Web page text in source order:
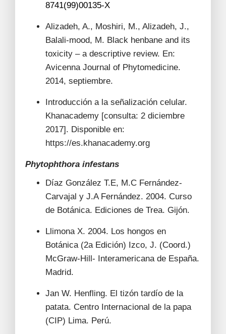
8741(99)00135-X
Alizadeh, A., Moshiri, M., Alizadeh, J.,
Balali-mood, M. Black henbane and its
toxicity – a descriptive review. En:
Avicenna Journal of Phytomedicine.
2014, septiembre.
Introducción a la señalización celular.
Khanacademy [consulta: 2 diciembre
2017]. Disponible en:
https://es.khanacademy.org
Phytophthora infestans
Díaz González T.E, M.C Fernández-
Carvajal y J.A Fernández. 2004. Curso
de Botánica. Ediciones de Trea. Gijón.
Llimona X. 2004. Los hongos en
Botánica (2a Edición) Izco, J. (Coord.)
McGraw-Hill- Interamericana de España.
Madrid.
Jan W. Henfling. El tizón tardío de la
patata. Centro Internacional de la papa
(CIP) Lima. Perú.